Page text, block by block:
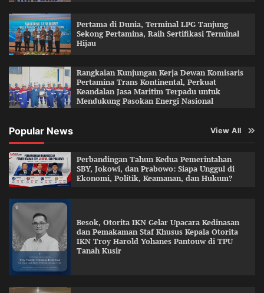
Pertama di Dunia, Terminal LPG Tanjung
Sekong Pertamina, Raih Sertifikasi Terminal
Hijau
Rangkaian Kunjungan Kerja Dewan Komisaris
Pertamina Trans Kontinental, Perkuat
Keandalan Jasa Maritim Terpadu untuk
Mendukung Pasokan Energi Nasional
Popular News View All
Perbandingan Tahun Kedua Pemerintahan
SBY, Jokowi, dan Prabowo: Siapa Unggul di
Ekonomi, Politik, Keamanan, dan Hukum?
Besok, Otorita IKN Gelar Upacara Kedinasan
dan Pemakaman Staf Khusus Kepala Otorita
IKN Troy Harold Yohanes Pantouw di TPU
Tanah Kusir